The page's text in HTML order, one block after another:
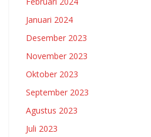
Januari 2024
Desember 2023
November 2023
Oktober 2023
September 2023
Agustus 2023
Juli 2023